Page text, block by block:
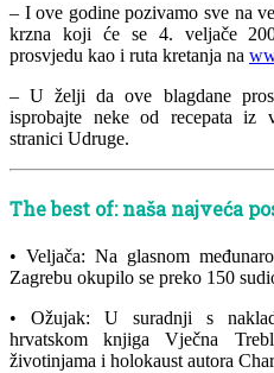
– I ove godine pozivamo sve na
krzna koji će se 4. veljače
prosvjedu kao i ruta kretanja na
– U želji da ove blagdane
isprobajte neke od recepata iz
stranici Udruge.
The best of: naša najveća
• Veljača: Na glasnom
Zagrebu okupilo se preko 150
• Ožujak: U suradnji s
hrvatskom knjiga Vječna
životinjama i holokaust autora